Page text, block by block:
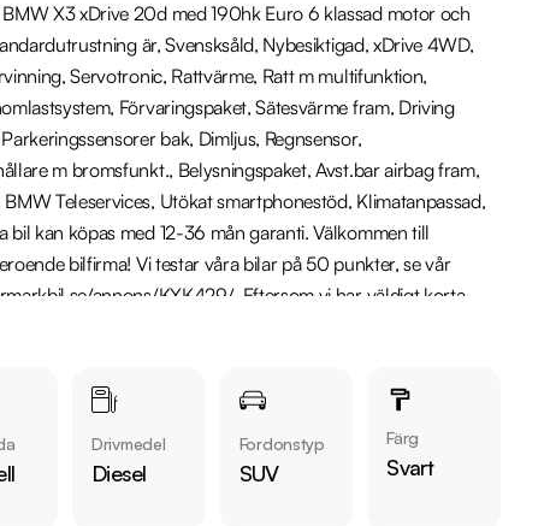
X3 xDrive 20d med 190hk Euro 6 klassad motor och
är, Svensksåld, Nybesiktigad, xDrive 4WD,
Servotronic, Rattvärme, Ratt m multifunktion,
Förvaringspaket, Sätesvärme fram, Driving
bak, Dimljus, Regnsensor,
m bromsfunkt., Belysningspaket, Avst.bar airbag fram,
Teleservices, Utökat smartphonestöd, Klimatanpassad,
kan köpas med 12-36 mån garanti. Välkommen till
bilfirma! Vi testar våra bilar på 50 punkter, se vår
annons/KXK429/. Eftersom vi har väldigt korta
att ringa oss på 08 400 223 10 för att kontrollera att
Kontakta anläggningen för mer information. Vi friskriver oss
Drivmedel
Diesel
Fordonstyp
SUV
Färg
Svart